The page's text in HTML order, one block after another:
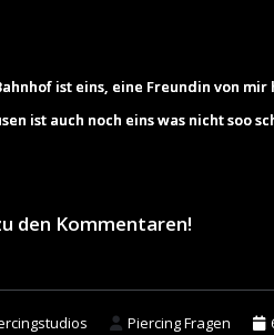
ist eins, eine Freundin von
ist auch noch eins was nicht soo
den Kommentaren!
Piercing Fragen